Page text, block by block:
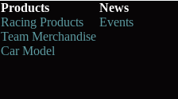
Products
Racing Products
Team Merchandise
Car Model
News
Events